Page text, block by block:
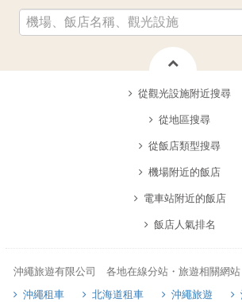
從觀光設施附近搜尋
從地區搜尋
從飯店類型搜尋
機場附近的飯店
電車站附近的飯店
飯店人氣排名
沖繩旅遊有限公司 各地在線分站・旅遊相關網站
沖繩租車
北海道租車 沖繩旅遊